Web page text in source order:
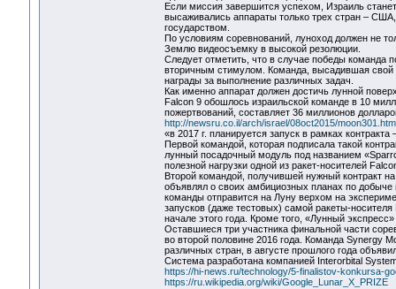
Если миссия завершится успехом, Израиль
высаживались аппараты только трех стран –
государством.
По условиям соревнований, луноход должен не
Землю видеосъемку в высокой резолюции.
Следует отметить, что в случае победы команда
вторичным стимулом. Команда, высадившая свой
награды за выполнение различных задач.
Как именно аппарат должен достичь лунной
Falcon 9 обошлось израильской команде в 10
пожертвований, составляет 36 миллионов
http://newsru.co.il/arch/israel/08oct2015/
«в 2017 г. планируется запуск в рамках
Первой командой, которая подписала такой
лунный посадочный модуль под названием
полезной нагрузки одной из ракет-носителей
Второй командой, получившей нужный контракт
объявлял о своих амбициозных планах по
команды отправится на Луну верхом на
запусков (даже тестовых) самой ракеты-
начале этого года. Кроме того, «Лунный
Оставшиеся три участника финальной части
во второй половине 2016 года. Команда Synergy
различных стран, в августе прошлого года
Система разработана компанией Interorbital
https://hi-news.ru/technology/5-finalistov-konkursa-
https://ru.wikipedia.org/wiki/Google_Lunar_X_PRIZE